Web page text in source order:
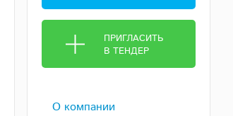
ПРИГЛАСИТЬ
В ТЕНДЕР
О компании